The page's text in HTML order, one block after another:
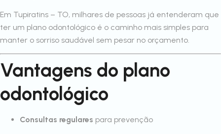
Em Tupiratins – TO, milhares de pessoas já entenderam que
ter um plano odontológico é o caminho mais simples para
manter o sorriso saudável sem pesar no orçamento.
Vantagens do plano
odontológico
Consultas regulares para prevenção